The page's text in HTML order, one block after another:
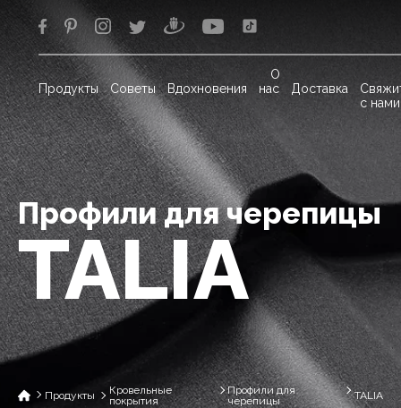
Продукты Советы Вдохновения
О
нас
Доставка
с нами
Профили для черепицы
TALIA
Продукты
Кровельные
покрытия
Профили для
черепицы
TALIA